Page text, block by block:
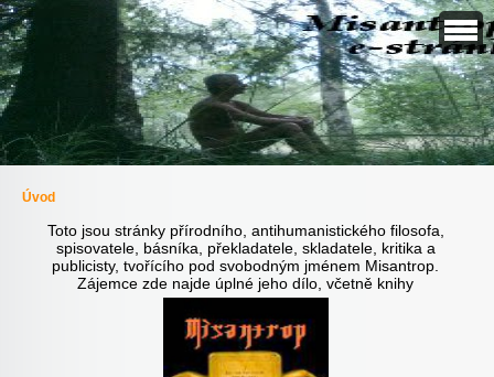
Úvod
Toto jsou stránky přírodního, antihumanistického filosofa,
spisovatele, básníka, překladatele, skladatele, kritika a
publicisty, tvořícího pod svobodným jménem Misantrop.
Zájemce zde najde úplné jeho dílo, včetně knihy